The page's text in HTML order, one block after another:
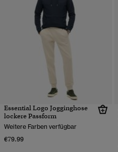
Essential Logo Jogginghose
lockere Passform
Weitere Farben verfügbar
€79.99